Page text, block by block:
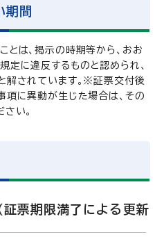
期間
とは、掲示の時期等から、おお
定に違反するものと認められ、
解されています。※証票交付後
項に異動が生じた場合は、その
い。
証票期限満了による更新